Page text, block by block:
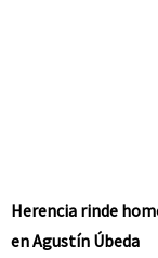
Herencia rinde
en Agustín Úbeda